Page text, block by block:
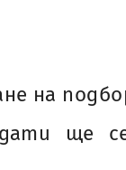
на
ще